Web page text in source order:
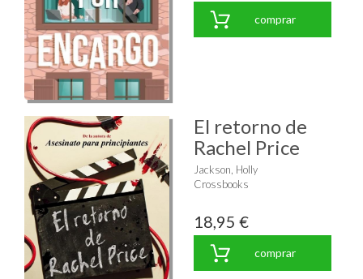
comprar
El retorno de
Rachel Price
Jackson, Holly
Crossbooks
18,95 €
comprar